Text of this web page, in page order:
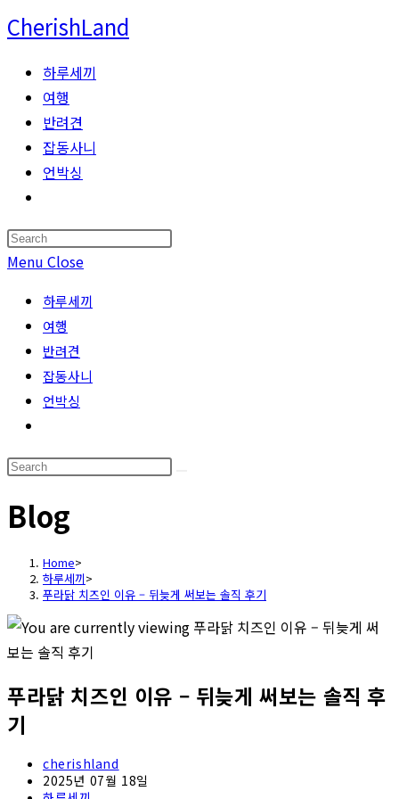
Skip
to
content
CherishLand
하루세끼
여행
반려견
잡동사니
언박싱
search
Press
Menu Close
하루세끼
여행
반려견
잡동사니
언박싱
search
Search
website
Blog
Home>
하루세끼>
푸라닭 치즈인 이유 – 뒤늦게 써보는 솔직 후기
푸라닭 치즈인 이유 – 뒤늦게 써보는 솔직 후
기
Post
author:
cherishland
Post
2025년 07월 18일